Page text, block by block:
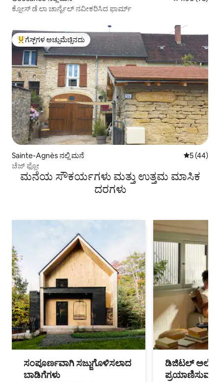
ಕ್ಲೋಸ್ ಡೆ ಲಾ ಚಾರ್ನೈಲ್ ನವೀಕರಿಸಿದ ಫಾರ್ಮ್
ಗೆಸ್ಟ್‌ಗಳಿಗೆ ಅತಿ ಹೆಚ್ಚು ಅಚ್ಚುಮೆಚ್ಚಿನದು
ಗೆಸ್ಟ್‌ಗಳ ಅಚ್ಚುಮೆಚ್ಚಿನದು
Sainte-Agnès ನಲ್ಲಿ ಮನೆ 5 ರಲ್ಲಿ 5
5 (44)
ಚೆಜ್ ಫ್ಲೋ
ಮನೆಯ ಸೌಕರ್ಯಗಳು ಮತ್ತು ಉತ್ತಮ ಮಾಸಿಕ
ದರಗಳು
ಸಂಪೂರ್ಣವಾಗಿ ಸಜ್ಜುಗೊಳಿಸಲಾದ
ಬಾಡಿಗೆಗಳು
ಡಿಜಿಟಲ್
ಪ್ರಯಾಣಿಸುವ